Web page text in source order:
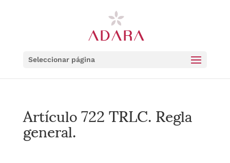
Seleccionar página
Artículo 722 TRLC. Regla
general.